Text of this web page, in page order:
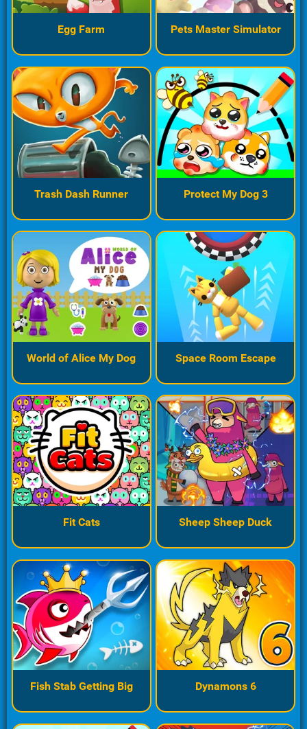
Egg Farm Pets Master Simulator
Trash Dash Runner Protect My Dog 3
World of Alice My Dog Space Room Escape
Fit Cats Sheep Sheep Duck
Fish Stab Getting Big Dynamons 6